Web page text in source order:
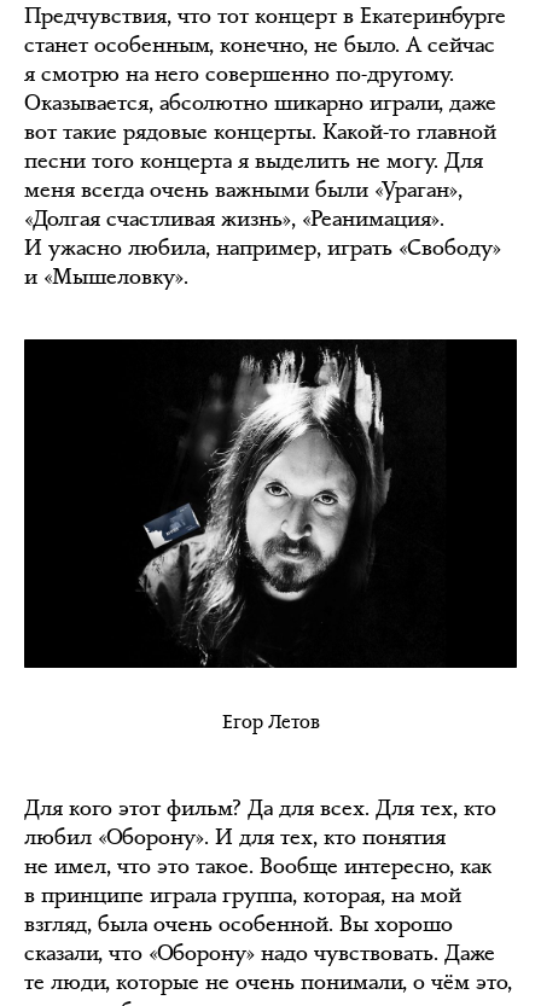
Предчувствия, что тот концерт в Екатеринбурге
станет особенным, конечно, не было. А сейчас
я смотрю на него совершенно по-другому.
Оказывается, абсолютно шикарно играли, даже
вот такие рядовые концерты. Какой-то главной
песни того концерта я выделить не могу. Для
меня всегда очень важными были «Ураган»,
«Долгая счастливая жизнь», «Реанимация».
И ужасно любила, например, играть «Свободу»
и «Мышеловку».
Егор Летов
Для кого этот фильм? Да для всех. Для тех, кто
любил «Оборону». И для тех, кто понятия
не имел, что это такое. Вообще интересно, как
в принципе играла группа, которая, на мой
взгляд, была очень особенной. Вы хорошо
сказали, что «Оборону» надо чувствовать. Даже
те люди, которые не очень понимали, о чём это,